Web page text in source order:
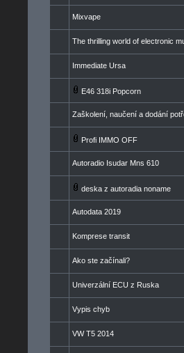
Mixvape
The thrilling world of electronic
Immediate Ursa
E46 318i Popcorn
Zaškolení, naučení a dodání
Profi IMMO OFF
Autoradio Isudar Mns 610
deska z autoradia noname
Autodata 2019
Komprese transit
Ako ste začínali?
Univerzální ECU z Ruska
Vypis chyb
VW T5 2014